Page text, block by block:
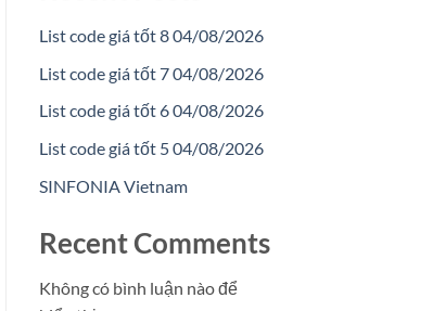
List code giá tốt 8 04/08/2026
List code giá tốt 7 04/08/2026
List code giá tốt 6 04/08/2026
List code giá tốt 5 04/08/2026
SINFONIA Vietnam
Recent Comments
Không có bình luận nào để